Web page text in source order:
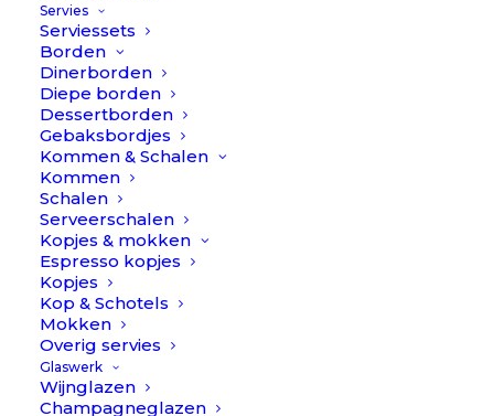
Servies
Serviessets
Borden
Dinerborden
Diepe borden
Dessertborden
Gebaksbordjes
Kommen & Schalen
Kommen
Schalen
Serveerschalen
Kopjes & mokken
Espresso kopjes
Kopjes
Kop & Schotels
Mokken
Overig servies
Glaswerk
Wijnglazen
Champagneglazen
Cutipol Goa RVS
FILTERS